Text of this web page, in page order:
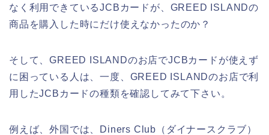
なく利用できているJCBカードが、GREED ISLANDの
商品を購入した時にだけ使えなかったのか？
そして、GREED ISLANDのお店でJCBカードが使えず
に困っている人は、一度、GREED ISLANDのお店で利
用したJCBカードの種類を確認してみて下さい。
例えば、外国では、Diners Club（ダイナースクラブ）